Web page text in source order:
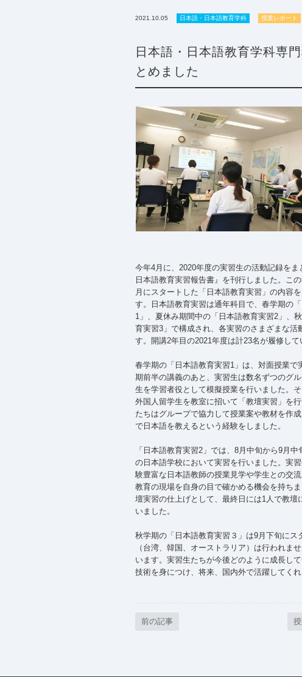
2021.10.05 日本語・日本語教育学科 授業レポート
日本語・日本語教育学科専
とめました
今年4月に、2020年度の実習生の活動記録をま
日本語教育実習報告書』を刊行しました。こ
月にスタートした「日本語教育実習」の内容
す。
日本語教育実習は通年科目で、春学期の
1」、夏休み期間中の「日本語教育実習2」、
育実習3」で構成され、各実習のさまざまな活
す。開講2年目の2021年度は計23名が履修して
春学期の「日本語教育実習1」は、対面授業で
期前半の講義のあと、実習生は数名ずつのグ
生を学習者役として模擬授業を行いました。
外国人留学生を教室に招いて「教壇実習」を
たちはグループで協力して授業案や教材を作
で日本語を教えるという経験をしました。
「日本語教育実習2」では、8月中旬から9月
の日本語学校において実習を行いました。実
験豊富な日本語教師の授業見学や学生との交
教育の現場を自身の目で確かめる機会を持ち
壇実習の仕上げとして、最終日には1人で教壇
いました。
秋学期の「日本語教育実習３」は9月下旬に
（台湾、韓国、オーストラリア）は行われま
います。実習生たちが今後どのように成長し
技術を身につけ、将来、国内外で活躍してく
前の記事